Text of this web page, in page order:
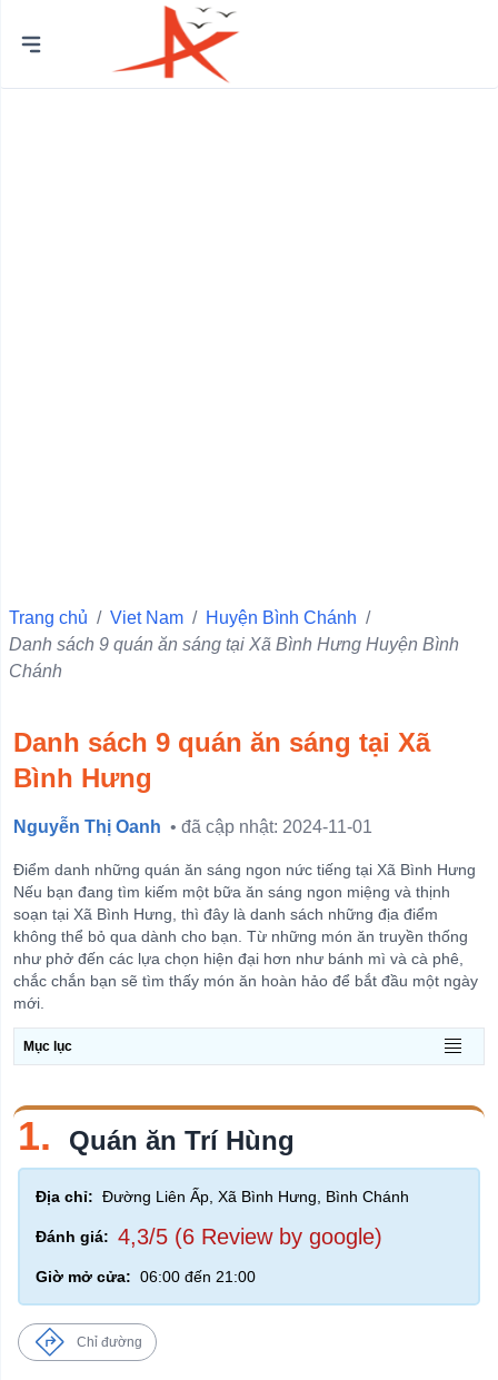
Quận Ba Đình
Quận 11
Quận 1
Quận 3
Quận 5
Quận Hà Đông
Quận Đống Đa
Quận Hai Bà Trưng
Quận Hoàn Kiếm
View more
Chủ
đề
Quán Cơm
Nhà Hàng
Quán Lẩu
Nhà Hàng Buffet
Trang chủ / Viet Nam / Huyện Bình Chánh /
Danh sách 9 quán ăn sáng tại Xã Bình Hưng Huyện Bình
Chánh
Danh sách 9 quán ăn sáng tại Xã
Bình Hưng
Nguyễn Thị Oanh • đã cập nhật: 2024-11-01
Điểm danh những quán ăn sáng ngon nức tiếng tại Xã Bình Hưng
Nếu bạn đang tìm kiếm một bữa ăn sáng ngon miệng và thịnh
soạn tại Xã Bình Hưng, thì đây là danh sách những địa điểm
không thể bỏ qua dành cho bạn. Từ những món ăn truyền thống
như phở đến các lựa chọn hiện đại hơn như bánh mì và cà phê,
chắc chắn bạn sẽ tìm thấy món ăn hoàn hảo để bắt đầu một ngày
mới.
Mục lục
1. Quán ăn Trí Hùng
Địa chỉ: Đường Liên Ấp, Xã Bình Hưng, Bình Chánh
Đánh giá: 4,3/5 (6 Review by google)
Giờ mở cửa: 06:00 đến 21:00
Chỉ đường